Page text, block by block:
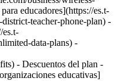
educadores](https://es.t-
teacher-phone-plan) -
es.t-
data-plans) -
- Descuentos del plan -
educativas]